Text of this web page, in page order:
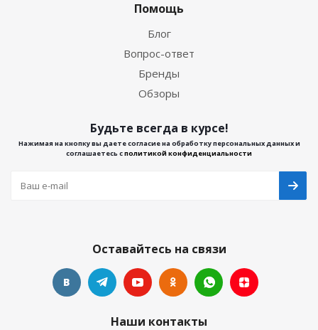
Помощь
Блог
Вопрос-ответ
Бренды
Обзоры
Будьте всегда в курсе!
Нажимая на кнопку вы даете согласие на обработку персональных данных и
соглашаетесь сполитикой конфиденциальности
Оставайтесь на связи
Наши контакты